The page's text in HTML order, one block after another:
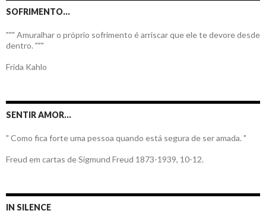
SOFRIMENTO…
""" Amuralhar o próprio sofrimento é arriscar que ele te devore desde
dentro. """
Frida Kahlo
SENTIR AMOR…
" Como fica forte uma pessoa quando está segura de ser amada. "
Freud em cartas de Sigmund Freud 1873-1939, 10-12.
IN SILENCE